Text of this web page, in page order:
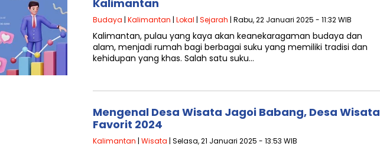
Kalimantan
Budaya | Kalimantan | Lokal | Sejarah | Rabu, 22 Januari 2025 - 11:32 WIB
Kalimantan, pulau yang kaya akan keanekaragaman budaya dan
alam, menjadi rumah bagi berbagai suku yang memiliki tradisi dan
kehidupan yang khas. Salah satu suku…
Mengenal Desa Wisata Jagoi Babang, Desa Wisata
Favorit 2024
Kalimantan | Wisata | Selasa, 21 Januari 2025 - 13:53 WIB